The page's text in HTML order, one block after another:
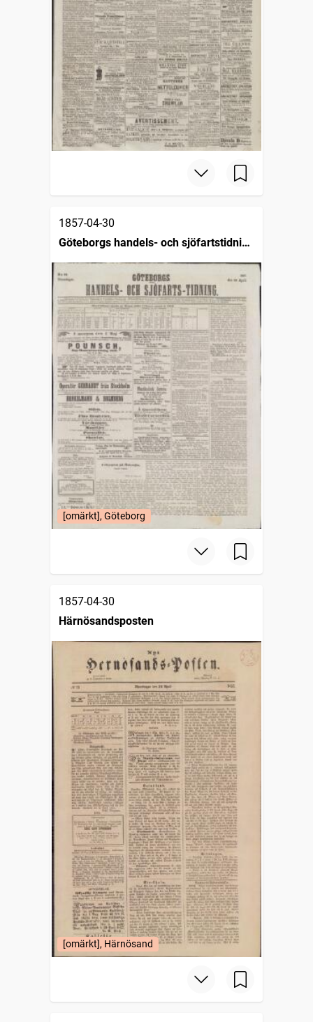
1857-04-30
Göteborgs handels- och sjöfartstidning
(1832)
[omärkt], Göteborg
1857-04-30
Härnösandsposten
[omärkt], Härnösand